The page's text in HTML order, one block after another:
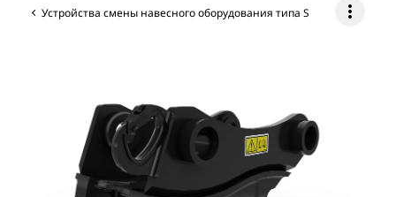
Устройства смены навесного оборудования типа S more_vert